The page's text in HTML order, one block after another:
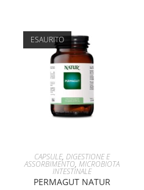
ESAURITO
LEGGI TUTTO
CAPSULE, DIGESTIONE E
ASSORBIMENTO, MICROBIOTA
INTESTINALE
PERMAGUT NATUR